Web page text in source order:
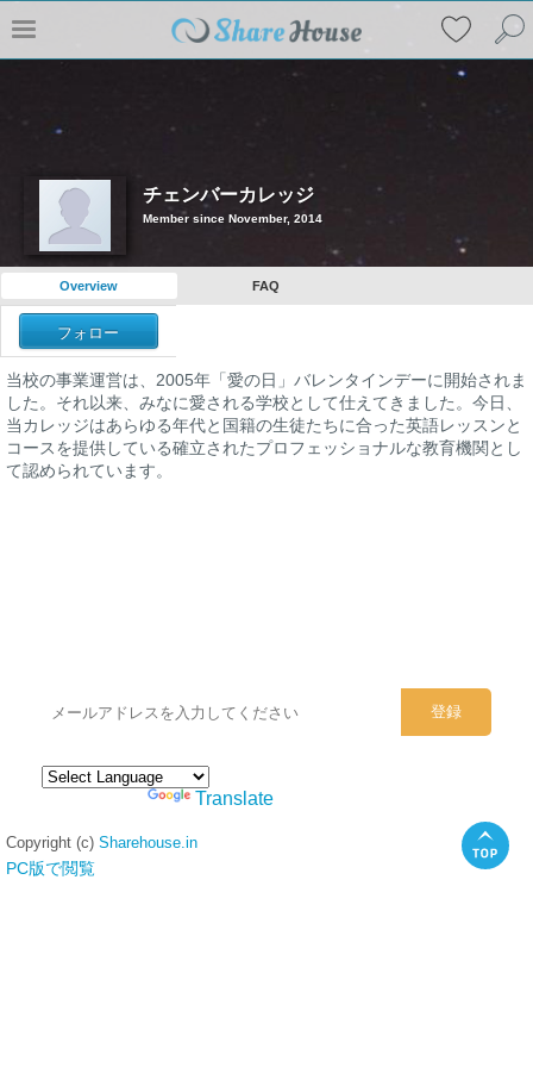
チェンバーカレッジ
Member since November, 2014
Overview FAQ
フォロー
当校の事業運営は、2005年「愛の日」バレンタインデーに開始されま
した。それ以来、みなに愛される学校として仕えてきました。今日、
当カレッジはあらゆる年代と国籍の生徒たちに合った英語レッスンと
コースを提供している確立されたプロフェッショナルな教育機関とし
て認められています。
Translate
Copyright (c) Sharehouse.in
PC版で閲覧